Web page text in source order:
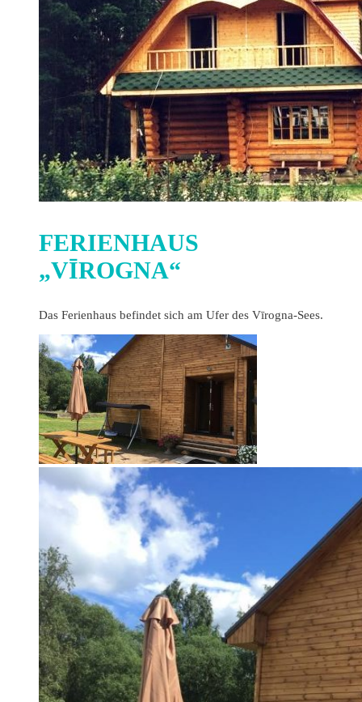
FERIENHAUS
„VĪROGNA“
Das Ferienhaus befindet sich am Ufer des Vīrogna-Sees.